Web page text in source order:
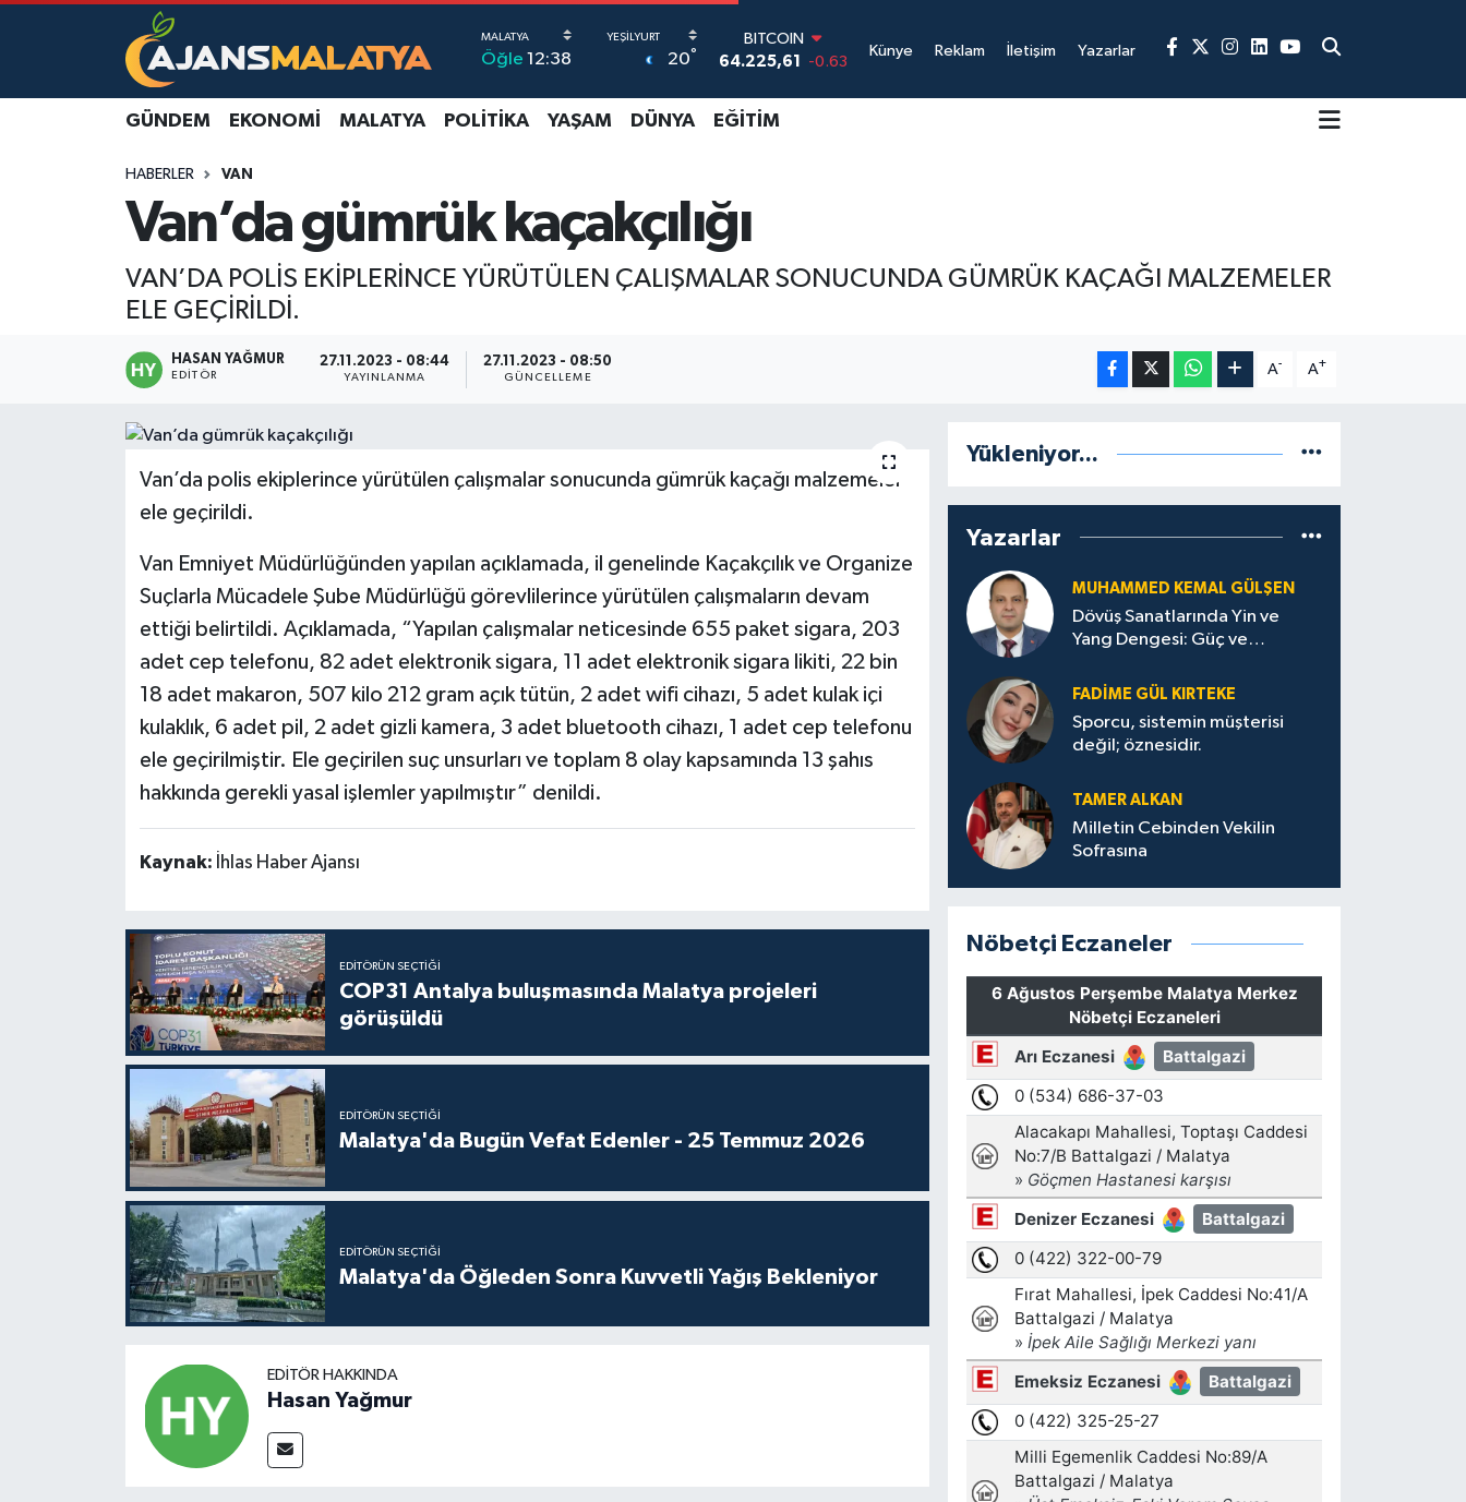
Öğle 12:38 20°
BITCOIN
64.225,61
-0.63
47,6704
EURO
6510.40
BİST100
13.799 70
Künye Reklam İletişim Yazarlar
GÜNDEM EKONOMI MALATYA POLITIKA YAŞAM DÜNYA EĞITIM
HABERLER VAN
Van’da gümrük kaçakçılığı
VAN’DA POLİS EKİPLERİNCE YÜRÜTÜLEN ÇALIŞMALAR SONUCUNDA GÜMRÜK KAÇAĞI MALZEMELER
ELE GEÇİRİLDİ.
HASAN YAĞMUR
EDITÖR
27.11.2023 - 08:44
YAYINLANMA
27.11.2023 - 08:50
GÜNCELLEME
A- A+
Van’da polis ekiplerince yürütülen çalışmalar sonucunda gümrük kaçağı malzemeler
ele geçirildi.
Van Emniyet Müdürlüğünden yapılan açıklamada, il genelinde Kaçakçılık ve Organize
Suçlarla Mücadele Şube Müdürlüğü görevlilerince yürütülen çalışmaların devam
ettiği belirtildi. Açıklamada, “Yapılan çalışmalar neticesinde 655 paket sigara, 203
adet cep telefonu, 82 adet elektronik sigara, 11 adet elektronik sigara likiti, 22 bin
18 adet makaron, 507 kilo 212 gram açık tütün, 2 adet wifi cihazı, 5 adet kulak içi
kulaklık, 6 adet pil, 2 adet gizli kamera, 3 adet bluetooth cihazı, 1 adet cep telefonu
ele geçirilmiştir. Ele geçirilen suç unsurları ve toplam 8 olay kapsamında 13 şahıs
hakkında gerekli yasal işlemler yapılmıştır” denildi.
Kaynak: İhlas Haber Ajansı
EDITÖRÜN SEÇTIĞI
COP31 Antalya buluşmasında Malatya projeleri
görüşüldü
EDITÖRÜN SEÇTIĞI
Malatya'da Bugün Vefat Edenler - 25 Temmuz 2026
EDITÖRÜN SEÇTIĞI
Malatya'da Öğleden Sonra Kuvvetli Yağış Bekleniyor
EDITÖR HAKKINDA
Hasan Yağmur
Yükleniyor...
Yazarlar
MUHAMMED KEMAL GÜLŞEN
Dövüş Sanatlarında Yin ve
Yang Dengesi: Güç ve
FADIME GÜL KIRTEKE
Sporcu, sistemin müşterisi
değil; öznesidir.
TAMER ALKAN
Milletin Cebinden Vekilin
Sofrasına
Nöbetçi Eczaneler
Gündem
Teknoloji
Malatya Nöbetçi Eczaneler
Malatya Trafik Yoğunluk Haritası
TFF 3.Lig 2.Grup Puan Durumu ve Fikstür
Tüm Manşetler
Haber Arşivi